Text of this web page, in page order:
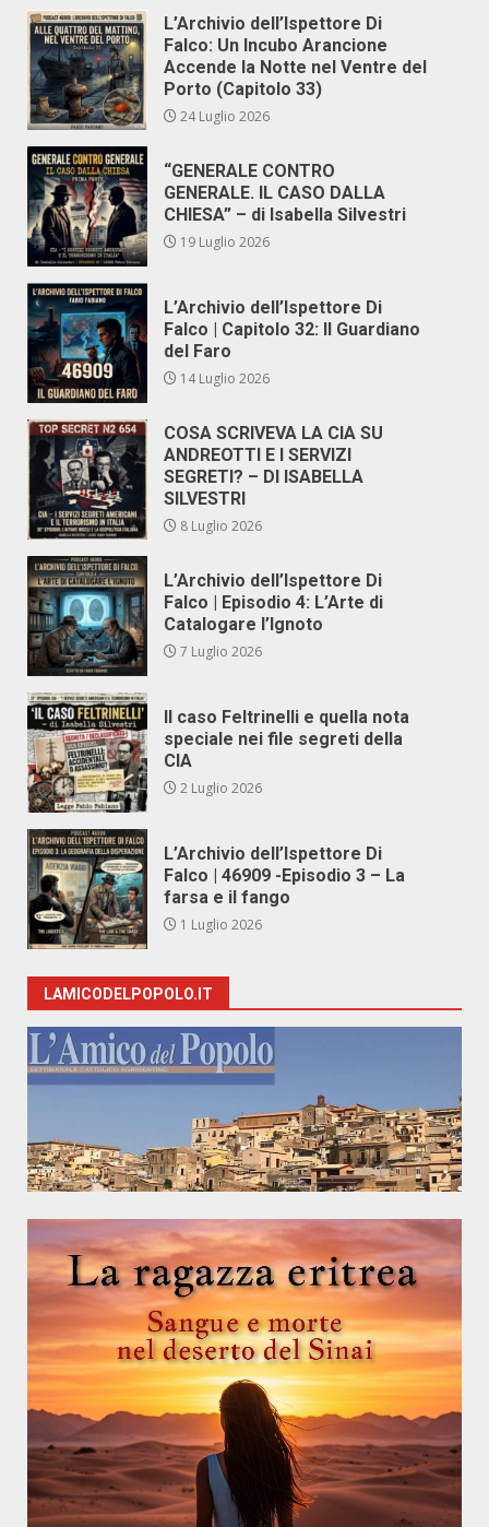
L’Archivio dell’Ispettore Di
Falco: Un Incubo Arancione
Accende la Notte nel Ventre del
Porto (Capitolo 33)
24 Luglio 2026
“GENERALE CONTRO
GENERALE. IL CASO DALLA
CHIESA” – di Isabella Silvestri
19 Luglio 2026
L’Archivio dell’Ispettore Di
Falco | Capitolo 32: Il Guardiano
del Faro
14 Luglio 2026
COSA SCRIVEVA LA CIA SU
ANDREOTTI E I SERVIZI
SEGRETI? – DI ISABELLA
SILVESTRI
8 Luglio 2026
L’Archivio dell’Ispettore Di
Falco | Episodio 4: L’Arte di
Catalogare l’Ignoto
7 Luglio 2026
Il caso Feltrinelli e quella nota
speciale nei file segreti della
CIA
2 Luglio 2026
L’Archivio dell’Ispettore Di
Falco | 46909 -Episodio 3 – La
farsa e il fango
1 Luglio 2026
LAMICODELPOPOLO.IT